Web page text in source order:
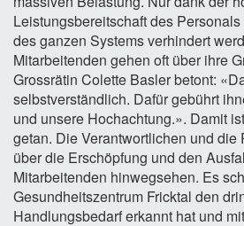
Leistungsbereitschaft des
des ganzen Systems verhindert
Mitarbeitenden gehen oft über ihre
Grossrätin Colette Basler betont:
selbstverständlich. Dafür gebührt
und unsere Hochachtung.». Damit
getan. Die Verantwortlichen und die
über die Erschöpfung und den
Mitarbeitenden hinwegsehen. Es
Gesundheitszentrum Fricktal den
Handlungsbedarf erkannt hat und